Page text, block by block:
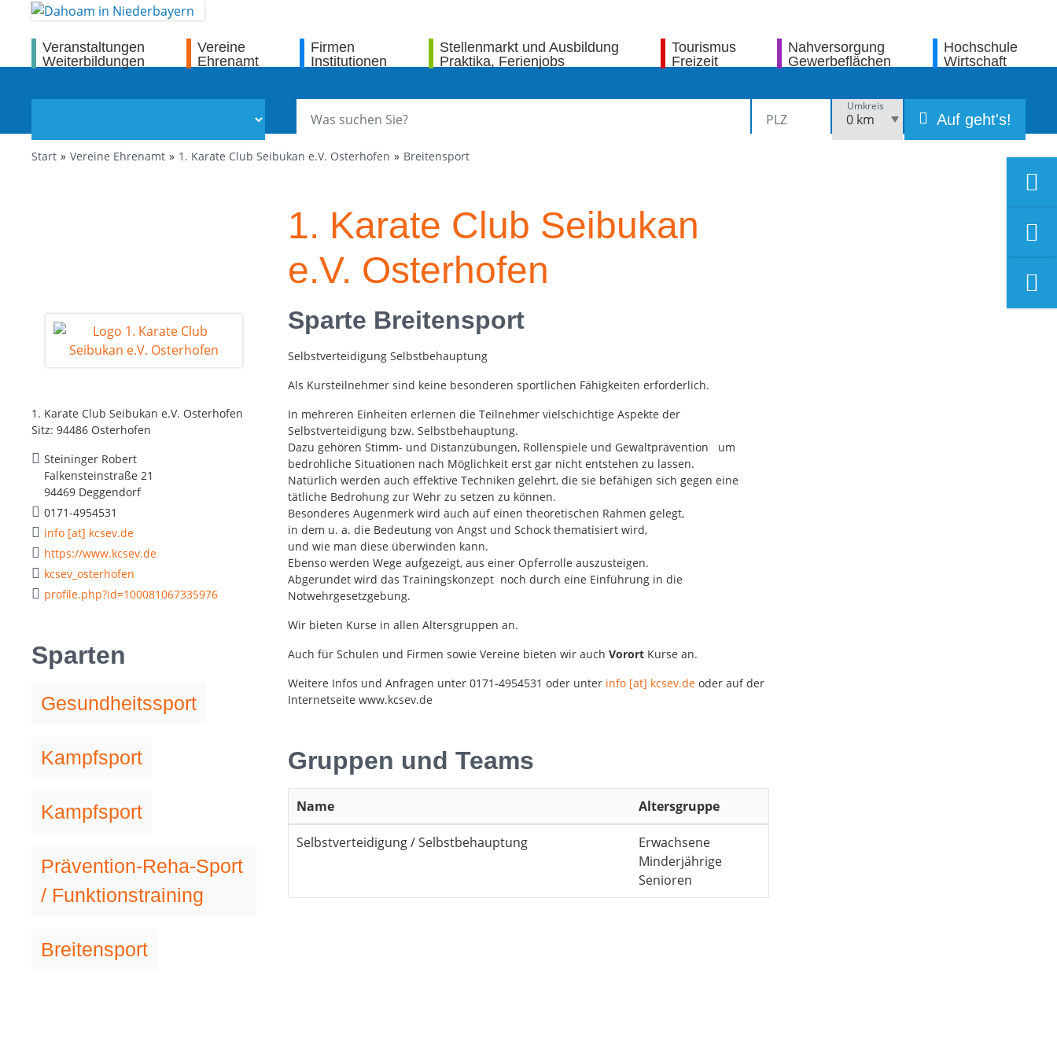
Veranstaltungen
Weiterbildungen
Vereine
Ehrenamt
Firmen
Institutionen
Stellenmarkt und Ausbildung
Praktika, Ferienjobs
Tourismus
Freizeit
Nahversorgung
Gewerbeflächen
Hochschule
Wirtschaft
Umkreis
Auf geht's!
Start Vereine Ehrenamt 1. Karate Club Seibukan e.V. Osterhofen Breitensport
1. Karate Club Seibukan e.V. Osterhofen
Sitz: 94486 Osterhofen
Steininger Robert
Falkensteinstraße 21
94469 Deggendorf
0171-4954531
info [at] kcsev.de
https://www.kcsev.de
kcsev_osterhofen
profile.php?id=100081067335976
Sparten
Gesundheitssport
Kampfsport
Kampfsport
Prävention-Reha-Sport
/ Funktionstraining
Breitensport
1. Karate Club Seibukan
e.V. Osterhofen
Sparte Breitensport
Selbstverteidigung Selbstbehauptung
Als Kursteilnehmer sind keine besonderen sportlichen Fähigkeiten erforderlich.
In mehreren Einheiten erlernen die Teilnehmer vielschichtige Aspekte der
Selbstverteidigung bzw. Selbstbehauptung.
Dazu gehören Stimm- und Distanzübungen, Rollenspiele und Gewaltprävention um
bedrohliche Situationen nach Möglichkeit erst gar nicht entstehen zu lassen.
Natürlich werden auch effektive Techniken gelehrt, die sie befähigen sich gegen eine
tätliche Bedrohung zur Wehr zu setzen zu können.
Besonderes Augenmerk wird auch auf einen theoretischen Rahmen gelegt,
in dem u. a. die Bedeutung von Angst und Schock thematisiert wird,
und wie man diese überwinden kann.
Ebenso werden Wege aufgezeigt, aus einer Opferrolle auszusteigen.
Abgerundet wird das Trainingskonzept noch durch eine Einführung in die
Notwehrgesetzgebung.
Wir bieten Kurse in allen Altersgruppen an.
Auch für Schulen und Firmen sowie Vereine bieten wir auch Vorort Kurse an.
Weitere Infos und Anfragen unter 0171-4954531 oder unter info [at] kcsev.de oder auf der
Internetseite www.kcsev.de
Gruppen und Teams
Name Altersgruppe
Selbstverteidigung / Selbstbehauptung
Erwachsene
Minderjährige
Senioren